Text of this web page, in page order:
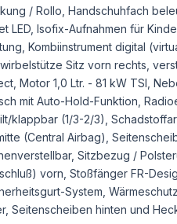
/ Rollo, Handschuhfach
LED, Isofix-Aufnahmen für
Kombiinstrument digital
Sitz vorn rechts,
Motor 1,0 Ltr. - 81 kW TSI,
mit Auto-Hold-Funktion,
klappbar (1/3-2/3),
(Central Airbag),
Sitzbezug /
vorn, Stoßfänger FR-
System,
Seitenscheiben hinten und